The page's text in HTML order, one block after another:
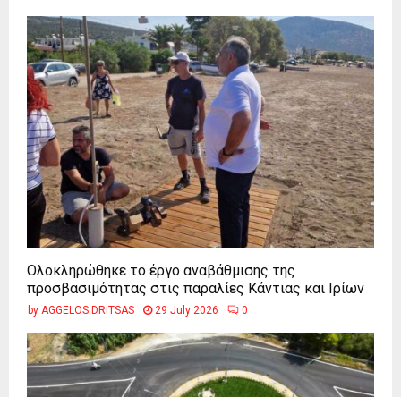
Ολοκληρώθηκε το έργο αναβάθμισης της
προσβασιμότητας στις παραλίες Κάντιας και Ιρίων
by AGGELOS DRITSAS 29 July 2026 0